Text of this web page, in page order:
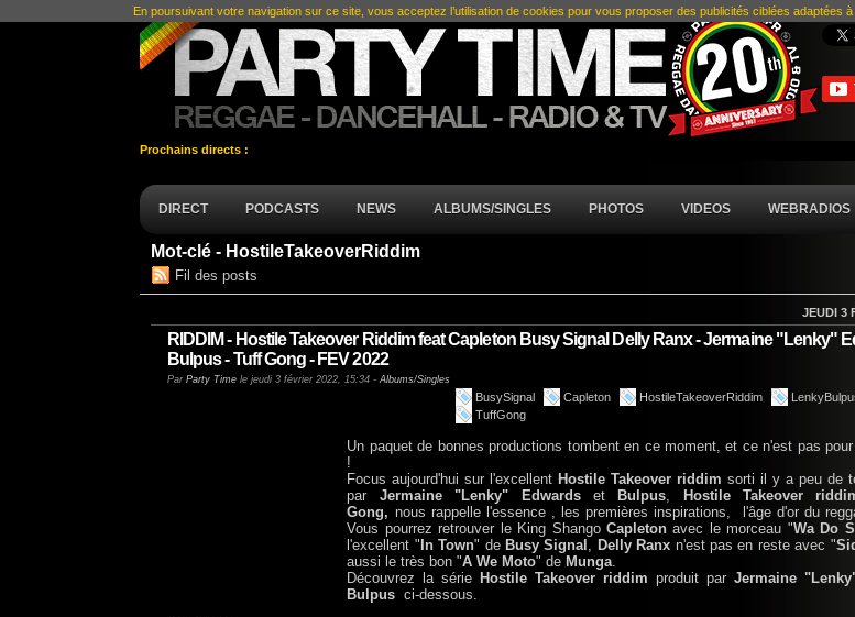
Prochains directs :
DIRECT PODCASTS NEWS ALBUMS/SINGLES PHOTOS VIDEOS WEBRADIOS
Mot-clé - HostileTakeoverRiddim
Fil des posts
JEUDI 3
RIDDIM - Hostile Takeover Riddim feat Capleton Busy Signal Delly Ranx - Jermaine "Lenky"
Bulpus - Tuff Gong - FEV 2022
Par Party Time le jeudi 3 février 2022, 15:34 -Albums/Singles
BusySignal Capleton HostileTakeoverRiddim
TuffGong
Un paquet de bonnes productions tombent en ce moment, et ce n'est pas
!
Focus aujourd'hui sur l'excellent Hostile Takeover riddimsorti il y a peu de
par Jermaine "Lenky" Edwardset Bulpus,
Hostile Takeover
Gong, nous rappelle l'essence , les premières inspirations, l'âge d'or du
Vous pourrez retrouver le King ShangoCapleton avec le morceau "Wa Do
l'excellent " In Town" de Busy Signal , Delly Ranx n'est pas en reste avec "
aussi le très bon "A We Moto" de Munga.
Découvrez la série Hostile Takeover riddimproduit par Jermaine
Bulpus ci-dessous.
En poursuivant votre navigation sur ce site, vous acceptez l’utilisation de cookies pour vous proposer des publicités ciblées adaptées